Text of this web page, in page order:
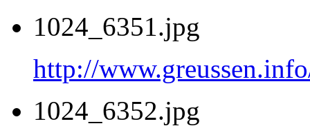
1024_6351.jpg
http://
1024_6352.jpg